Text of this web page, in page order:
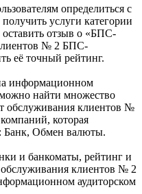
определиться с
услуги категории
отзыв о «БПС-
№ 2 БПС-
её точный рейтинг.
информационном
найти множество
обслуживания клиентов №
которая
Банк, Обмен валюты.
и банкоматы, рейтинг и
клиентов № 2
аудиторском